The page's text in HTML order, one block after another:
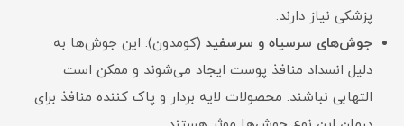
پزشکی نیاز دارند.
جوش‌های سرسیاه و سرسفید (کومدون): این جوش‌ها به
دلیل انسداد منافذ پوست ایجاد می‌شوند و ممکن است
التهابی نباشند. محصولات لایه بردار و پاک کننده منافذ برای